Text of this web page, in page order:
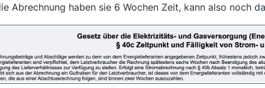
Abrechnung haben sie 6 Wochen Zeit, kann also noch